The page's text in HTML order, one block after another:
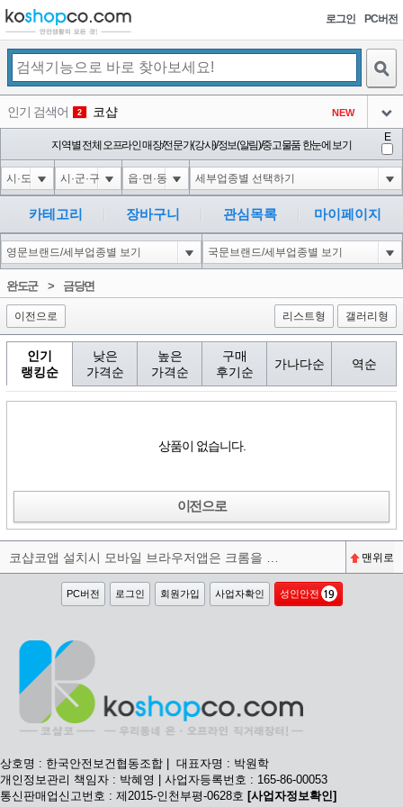
로그인 PC버전
인기 검색어 2 코샵 NEW
3 익스
아이콘
4 미끄럼방지
아이콘
5 대성설렁탕
아이콘
-16
6 1-1 waitfor delay '0:0:15' --
아이콘
0
1
지역별 전체 오프라인 매장/전문가(강사)/정보(알림)/중고물품 한눈에 보기
E
카테고리 장바구니 관심목록 마이페이지
완도군> 금당면
이전으로 리스트형 갤러리형
인기
랭킹순
낮은
가격순
높은
가격순
구매
후기순
가나다순 역순
상품이 없습니다.
이전으로
맨위로
PC버전 로그인 회원가입 사업자확인 성인안전
상호명 : 한국안전보건협동조합 | 대표자명 : 박원학
개인정보관리 책임자 : 박혜영 | 사업자등록번호 : 165-86-00053
통신판매업신고번호 : 제2015-인천부평-0628호 [사업자정보확인]